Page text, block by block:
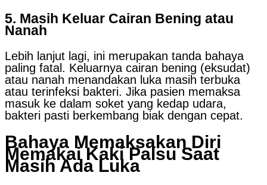
5. Masih Keluar Cairan Bening atau
Nanah
Lebih lanjut lagi, ini merupakan tanda bahaya
paling fatal. Keluarnya cairan bening (eksudat)
atau nanah menandakan luka masih terbuka
atau terinfeksi bakteri. Jika pasien memaksa
masuk ke dalam soket yang kedap udara,
bakteri pasti berkembang biak dengan cepat.
Bahaya Memaksakan Diri
Memakai Kaki Palsu Saat
Masih Ada Luka